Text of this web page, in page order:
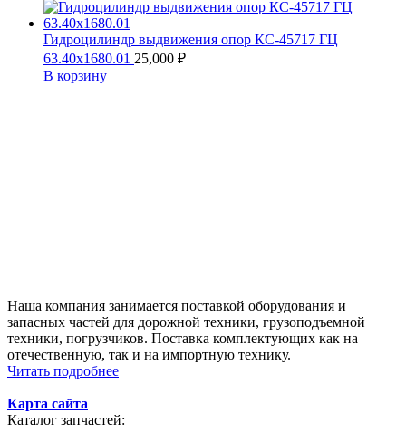
Гидроцилиндр выдвижения опор КС-45717 ГЦ
63.40х1680.01 25,000 ₽
В корзину
Наша компания занимается поставкой оборудования и
запасных частей для дорожной техники, грузоподъемной
техники, погрузчиков. Поставка комплектующих как на
отечественную, так и на импортную технику.
Читать подробнее
Карта сайта
Каталог запчастей: